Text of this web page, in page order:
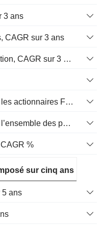
3 ans
CAGR sur 3 ans
Flux de trésorerie d’exploitation, CAGR sur 3 ans
Flux de trésorerie libre pour les actionnaires FCFE, CAGR sur 3 ans
Flux de trésorerie libre pour l’ensemble des pourvoyeurs de fonds (créanciers et actionnaires) FCFF, CAGR sur 3 ans
%
sur cinq ans
5 ans